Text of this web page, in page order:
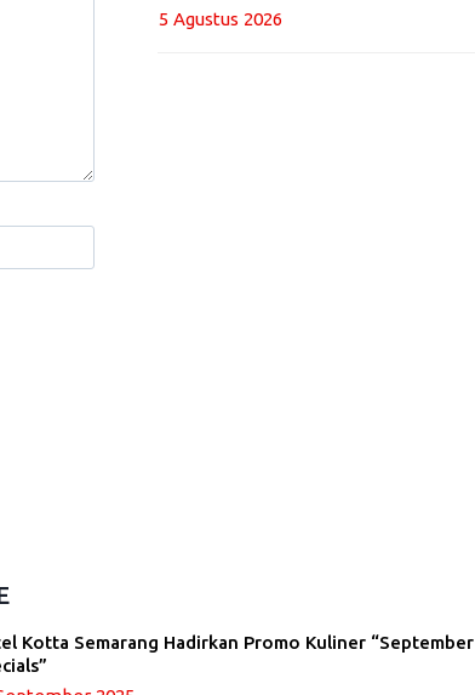
5 Agustus 2026
Kotta Semarang Hadirkan Promo Kuliner “September